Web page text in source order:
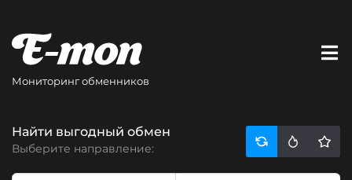
Мониторинг обменников
Найти выгодный обмен
Выберите направление: